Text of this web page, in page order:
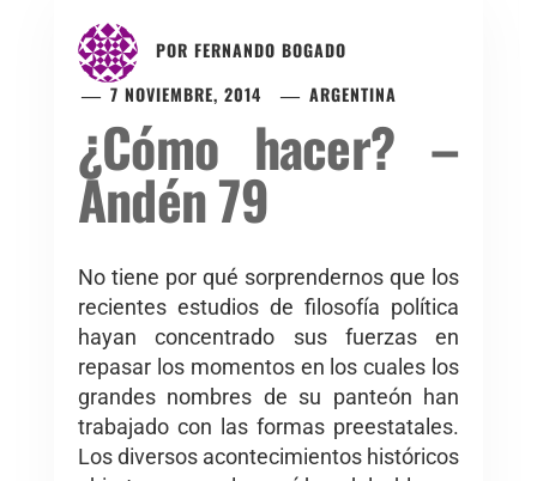
POR FERNANDO BOGADO
7 NOVIEMBRE, 2014
ARGENTINA
¿Cómo hacer? –
Andén 79
No tiene por qué sorprendernos que los
recientes estudios de filosofía política
hayan concentrado sus fuerzas en
repasar los momentos en los cuales los
grandes nombres de su panteón han
trabajado con las formas preestatales.
Los diversos acontecimientos históricos